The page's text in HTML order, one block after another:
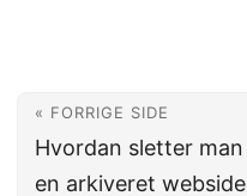
« FORRIGE SIDE
Hvordan sletter man
en arkiveret webside